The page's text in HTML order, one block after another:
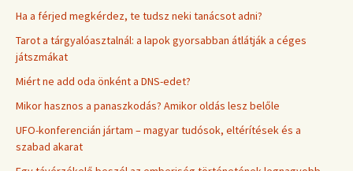
Ha a férjed megkérdez, te tudsz neki tanácsot adni?
Tarot a tárgyalóasztalnál: a lapok gyorsabban átlátják a céges
játszmákat
Miért ne add oda önként a DNS-edet?
Mikor hasznos a panaszkodás? Amikor oldás lesz belőle
UFO-konferencián jártam – magyar tudósok, eltérítések és a
szabad akarat